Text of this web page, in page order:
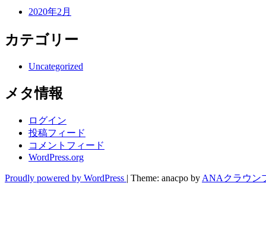
2020年2月
カテゴリー
Uncategorized
メタ情報
ログイン
投稿フィード
コメントフィード
WordPress.org
Proudly powered by WordPress | Theme: anacpo by ANAクラウン